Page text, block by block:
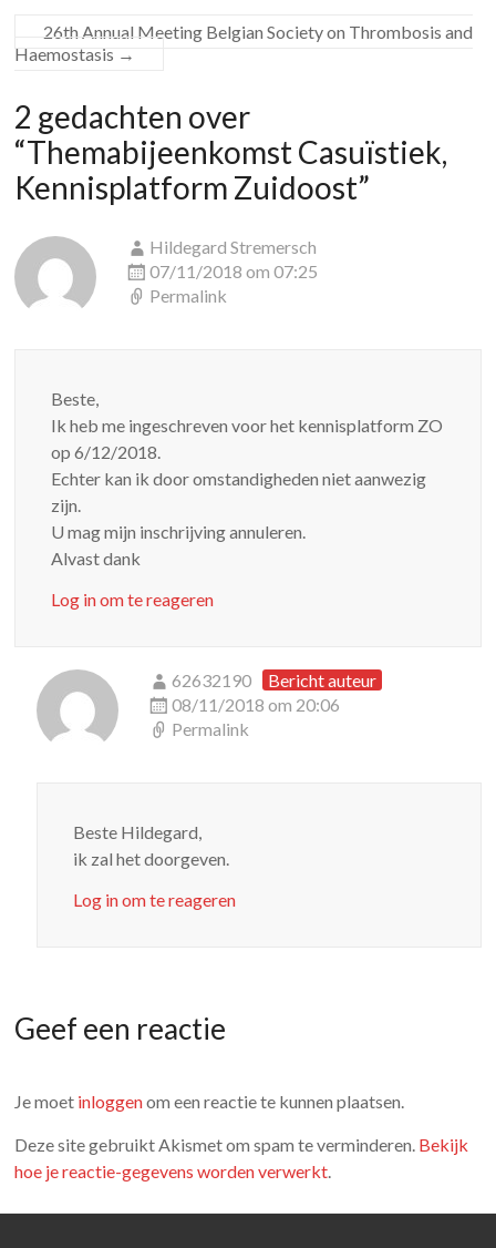
26th Annual Meeting Belgian Society on Thrombosis and
Haemostasis →
2 gedachten over
“Themabijeenkomst Casuïstiek,
Kennisplatform Zuidoost”
Hildegard Stremersch
07/11/2018 om 07:25
Permalink
Beste,
Ik heb me ingeschreven voor het kennisplatform ZO
op 6/12/2018.
Echter kan ik door omstandigheden niet aanwezig
zijn.
U mag mijn inschrijving annuleren.
Alvast dank
Log in om te reageren
62632190
Bericht auteur
08/11/2018 om 20:06
Permalink
Beste Hildegard,
ik zal het doorgeven.
Log in om te reageren
Geef een reactie
Je moet inloggenom een reactie te kunnen plaatsen.
Deze site gebruikt Akismet om spam te verminderen. Bekijk
hoe je reactie-gegevens worden verwerkt.